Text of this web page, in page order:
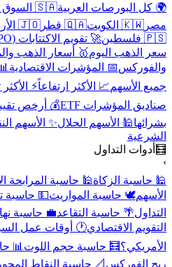
🌍 كل البورصات العربية🇸🇦 السوق السعودية
مصر 🇰🇼 الكويت 🇶🇦 قطر 🇯🇴 الأردن
🇵🇸 فلسطين
🚀 تقويم الاكتتابات (IPO)
سعر الذهب اليوم🥇 أسعار الذهب
والفوركس 📅 المؤشرات الاقتصادية📊
جميع الأسهم📈 الأكثر ارتفاعاً⚡ الأكثر
صناديق المؤشرات ETF
💰 أرخص
بشرائها🕌 الأسهم الحلال ✨ الأسهم
الشرعية
🧮أدوات التداول
🕌 حاسبة الزكاة🕌 حاسبة المرابحة
الأسهم🕊️ حاسبة المواريث💵 حاسبة
التداول 🌴 حاسبة التقاعد💼 حاسبة
التقويم الاقتصادي🕐 أوقات عمل
الأمريكي؟🧮 حاسبة حجم اللوت📊
ربح الفوركس 📐 حاسبة النقاط